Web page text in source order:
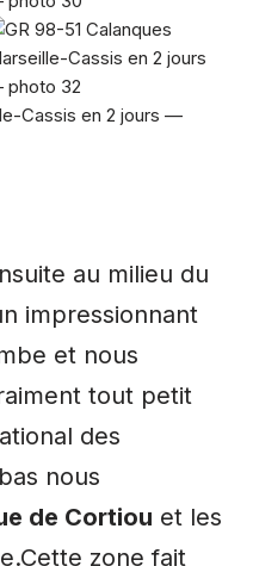
au milieu du
impressionnant
et nous
tout petit
des
nous
de Cortiou et les
zone fait